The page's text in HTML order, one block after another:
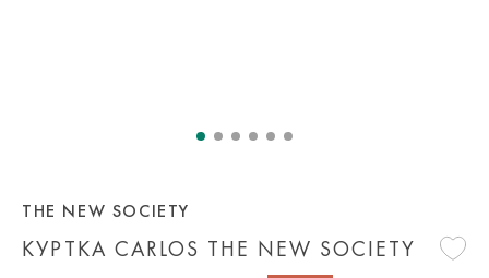
КУРТКА CARLOS THE NEW SOCIETY
THE NEW SOCIETY